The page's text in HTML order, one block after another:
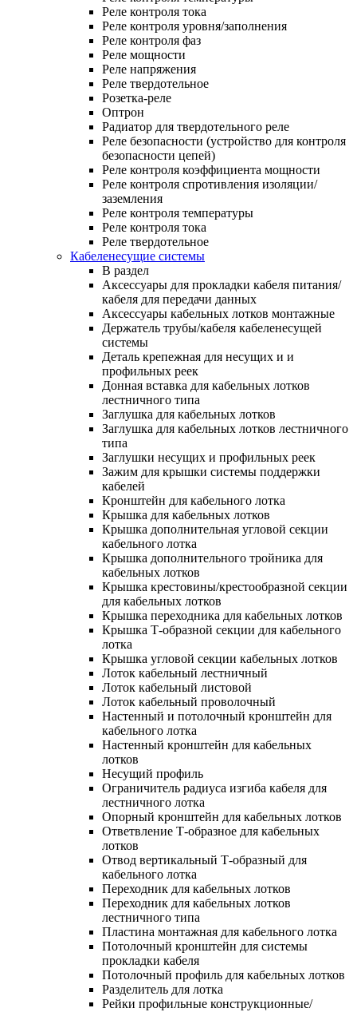
Реле контроля тока
Реле контроля уровня/заполнения
Реле контроля фаз
Реле мощности
Реле напряжения
Реле твердотельное
Розетка-реле
Оптрон
Радиатор для твердотельного реле
Реле безопасности (устройство для контроля
безопасности цепей)
Реле контроля коэффициента мощности
Реле контроля спротивления изоляции/
заземления
Реле контроля температуры
Реле контроля тока
Реле твердотельное
Кабеленесущие системы
В раздел
Аксессуары для прокладки кабеля питания/
кабеля для передачи данных
Аксессуары кабельных лотков монтажные
Держатель трубы/кабеля кабеленесущей
системы
Деталь крепежная для несущих и и
профильных реек
Донная вставка для кабельных лотков
лестничного типа
Заглушка для кабельных лотков
Заглушка для кабельных лотков лестничного
типа
Заглушки несущих и профильных реек
Зажим для крышки системы поддержки
кабелей
Кронштейн для кабельного лотка
Крышка для кабельных лотков
Крышка дополнительная угловой секции
кабельного лотка
Крышка дополнительного тройника для
кабельных лотков
Крышка крестовины/крестообразной секции
для кабельных лотков
Крышка переходника для кабельных лотков
Крышка Т-образной секции для кабельного
лотка
Крышка угловой секции кабельных лотков
Лоток кабельный лестничный
Лоток кабельный листовой
Лоток кабельный проволочный
Настенный и потолочный кронштейн для
кабельного лотка
Настенный кронштейн для кабельных
лотков
Несущий профиль
Ограничитель радиуса изгиба кабеля для
лестничного лотка
Опорный кронштейн для кабельных лотков
Ответвление Т-образное для кабельных
лотков
Отвод вертикальный Т-образный для
кабельного лотка
Переходник для кабельных лотков
Переходник для кабельных лотков
лестничного типа
Пластина монтажная для кабельного лотка
Потолочный кронштейн для системы
прокладки кабеля
Потолочный профиль для кабельных лотков
Разделитель для лотка
Рейки профильные конструкционные/